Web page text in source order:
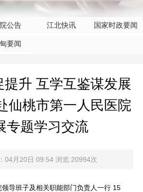
公告 江北快讯 国家时政要闻
要闻
提升 互学互鉴谋发展
桃市第一人民医院
专题学习交流
04月20日 09:54 浏览:20994次
导班子及相关职能部门负责人一行 15